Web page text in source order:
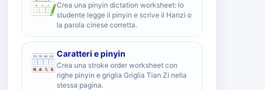
Crea una pinyin dictation worksheet: lo
studente legge il pinyin e scrive il Hanzi o
la parola cinese corretta.
Caratteri e pinyin
Crea una stroke order worksheet con
righe pinyin e griglia Griglia Tian Zi nella
stessa pagina.